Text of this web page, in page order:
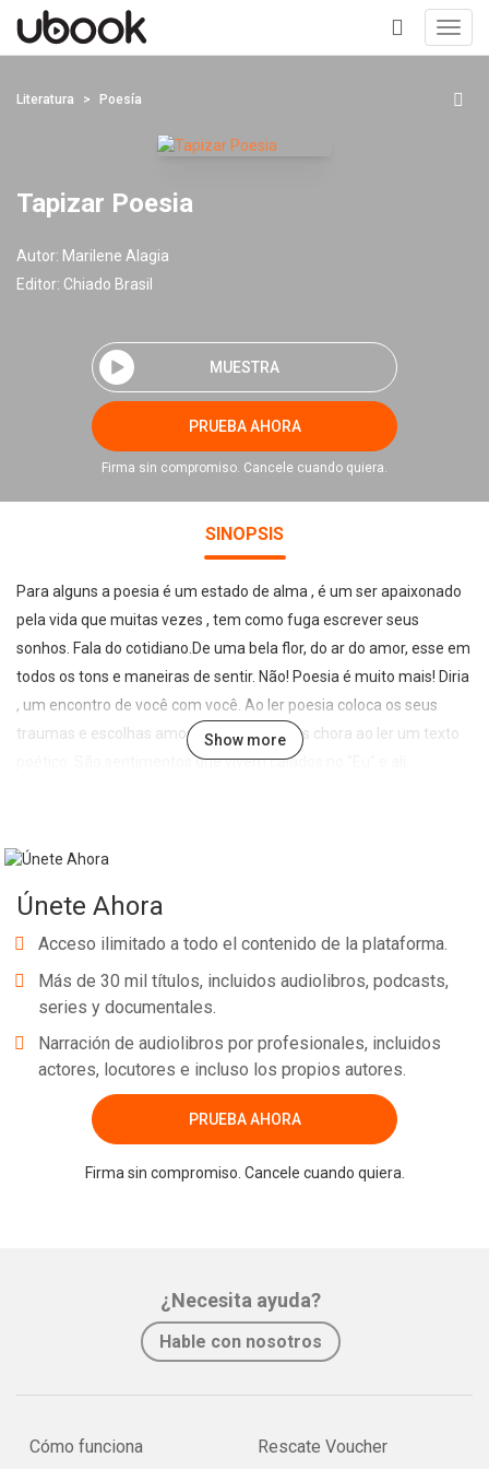
+
Literatura Poesía
Tapizar Poesia
Autor: Marilene Alagia
Editor: Chiado Brasil
MUESTRA
PRUEBA AHORA
Firma sin compromiso. Cancele cuando quiera.
SINOPSIS
Para alguns a poesia é um estado de alma , é um ser apaixonado
pela vida que muitas vezes , tem como fuga escrever seus
sonhos. Fala do cotidiano.De uma bela flor, do ar do amor, esse em
todos os tons e maneiras de sentir. Não! Poesia é muito mais! Diria
, um encontro de você com você. Ao ler poesia coloca os seus
traumas e escolhas amostra muitas vezes chora ao ler um texto
poético. São sentimentos que vivem calados no "Eu" e ali
o olhar de ver o mundo por detrás de todos nós. Vamos nos
Marilene De Azevedo.
Show more
Únete Ahora
Acceso ilimitado a todo el contenido de la plataforma.
Más de 30 mil títulos, incluidos audiolibros, podcasts,
series y documentales.
Narración de audiolibros por profesionales, incluidos
actores, locutores e incluso los propios autores.
PRUEBA AHORA
Firma sin compromiso. Cancele cuando quiera.
¿Necesita ayuda?
Hable con nosotros
Cómo funciona Rescate Voucher
Whatsapp Facebook Twitter E-mail